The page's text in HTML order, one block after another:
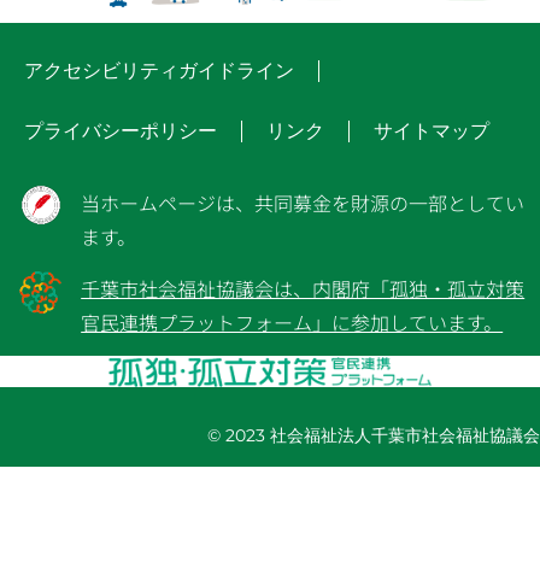
アクセシビリティガイドライン
プライバシーポリシー リンク サイトマップ
当ホームページは、共同募金を財源の一部としてい
ます。
千葉市社会福祉協議会は、内閣府「孤独・孤立対策
官民連携プラットフォーム」に参加しています。
© 2023 社会福祉法人千葉市社会福祉協議会